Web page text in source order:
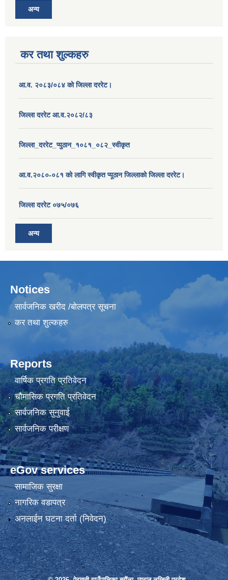
अन्य
कर तथा शुल्कहरु
आ.व. २०८३/०८४ को जिल्ला दररेट।
जिल्ला दररेट आ.व.२०८२/८३
जिल्ला_दररेट_प्युठान_१०८१_०८२_स्वीकृत
आ.व.२०८०-०८१ को लागि स्वीकृत प्यूठान जिल्लाको जिल्ला दररेट।
जिल्ला दररेट ०७५/०७६
अन्य
Notices
सार्वजनिक खरीद /बोलपत्र सूचना
कर तथा शुल्कहरु
Reports
वार्षिक प्रगति प्रतिवेदन
चौमासिक प्रगति प्रतिवेदन
सार्वजनिक सुनुवाई
सार्वजनिक परीक्षण
eGov services
सामाजिक सुरक्षा
नागरिक वडापत्र
अनलाईन घटना दर्ता (निवेदन)